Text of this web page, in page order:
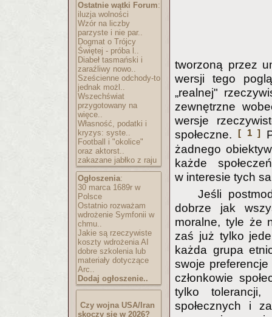
Ostatnie wątki Forum:
iluzja wolności
Wzór na liczby
parzyste i nie par..
Dogmat o Trójcy
Świętej - próba l..
Diabeł tasmański i
zaraźliwy nowo..
Sześcienne odchody-to
jednak możl..
Wszechświat
przygotowany na
więce..
Własność, podatki i
kryzys: syste..
Football i "okolice"
oraz aktorst..
zakazane jabłko z raju
Ogłoszenia:
30 marca 1689r w
Polsce
Ostatnio rozważam
wdrożenie Symfonii w
chmu..
Jakie są rzeczywiste
koszty wdrożenia AI
dobre szkolenia lub
materiały dotyczące
Arc..
Dodaj ogłoszenie..
Czy wojna USA/Iran
skoczy się w 2026?
tworzoną przez
wersji tego
„realnej"
zewnętrzne
wersje
społeczne.
[ 1 ]
żadnego
każde
w interesie tych
Jeśli
dobrze jak
moralne, tyle że
zaś już tylko
każda grupa
swoje
członkowie
tylko
społecznych i